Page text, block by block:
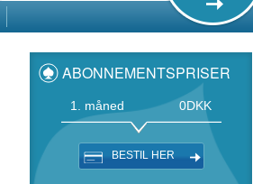
ABONNEMENTSPRISER
1. måned 0DKK
BESTIL HER